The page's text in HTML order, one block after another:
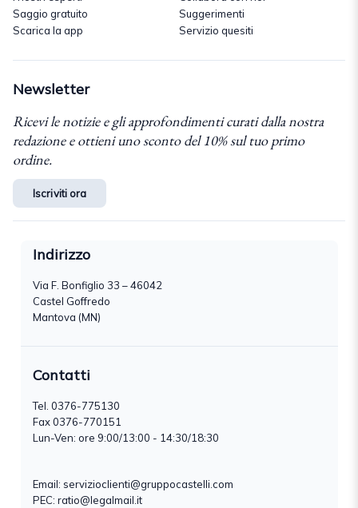
Saggio gratuito
Scarica la app
Suggerimenti
Servizio quesiti
Newsletter
Ricevi le notizie e gli approfondimenti curati dalla nostra
redazione e ottieni uno sconto del 10% sul tuo primo
ordine.
Iscriviti ora
Indirizzo
Via F. Bonfiglio 33 – 46042
Castel Goffredo
Mantova (MN)
Contatti
Tel. 0376-775130
Fax 0376-770151
Lun-Ven: ore 9:00/13:00 - 14:30/18:30
Email: servizioclienti@gruppocastelli.com
PEC: ratio@legalmail.it